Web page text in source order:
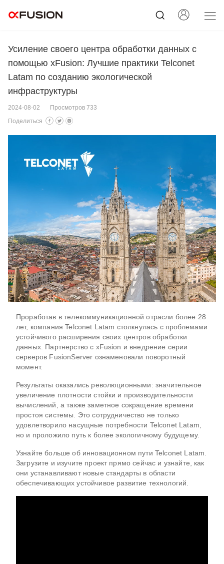
Усиление своего центра обработки данных с
помощью xFusion: Лучшие практики Telconet
Latam по созданию экологической
инфраструктуры
2024-08-02
Просмотров 733
Поделиться
Проработав в телекоммуникационной отрасли более 28
лет, компания Telconet Latam столкнулась с проблемами
устойчивого расширения своих центров обработки
данных. Партнерство с xFusion и внедрение серии
серверов FusionServer ознаменовали поворотный
момент.
Результаты оказались революционными: значительное
увеличение плотности стойки и производительности
вычислений, а также заметное сокращение времени
простоя системы. Это сотрудничество не только
удовлетворило насущные потребности Telconet Latam,
но и проложило путь к более экологичному будущему.
Узнайте больше об инновационном пути Telconet Latam.
Загрузите и изучите проект прямо сейчас и узнайте, как
они устанавливают новые стандарты в области
обеспечивающих устойчивое развитие технологий.